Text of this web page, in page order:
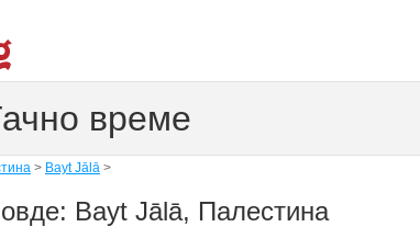
време
> Bayt Jālā >
Bayt Jālā, Палестина